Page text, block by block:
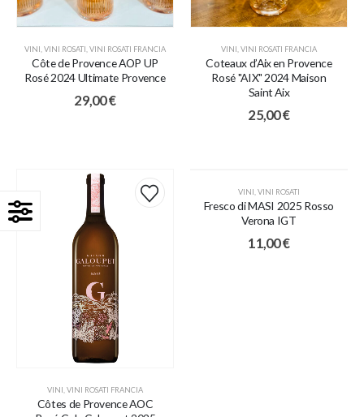
VINI VINI ROSATI VINI ROSATI FRANCIA
Côte de Provence AOP UP
Rosé 2024 Ultimate Provence
29,00€
VINI VINI ROSATI FRANCIA
Coteaux d’Aix en Provence
Rosé "AIX" 2024 Maison
Saint Aix
25,00€
VINI ,VINI ROSATI FRANCIA
Côtes de Provence AOC
VINI VINI ROSATI
Fresco di MASI 2025 Rosso
Verona IGT
11,00€